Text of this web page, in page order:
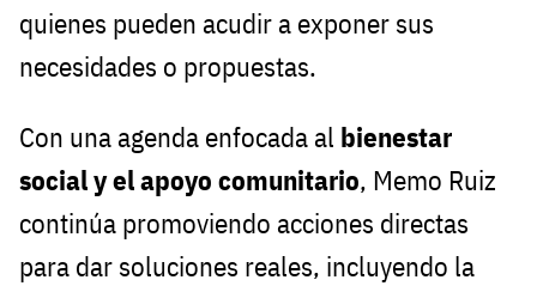
quienes pueden acudir a exponer sus
necesidades o propuestas.
Con una agenda enfocada al bienestar
social y el apoyo comunitario, Memo Ruiz
continúa promoviendo acciones directas
para dar soluciones reales, incluyendo la